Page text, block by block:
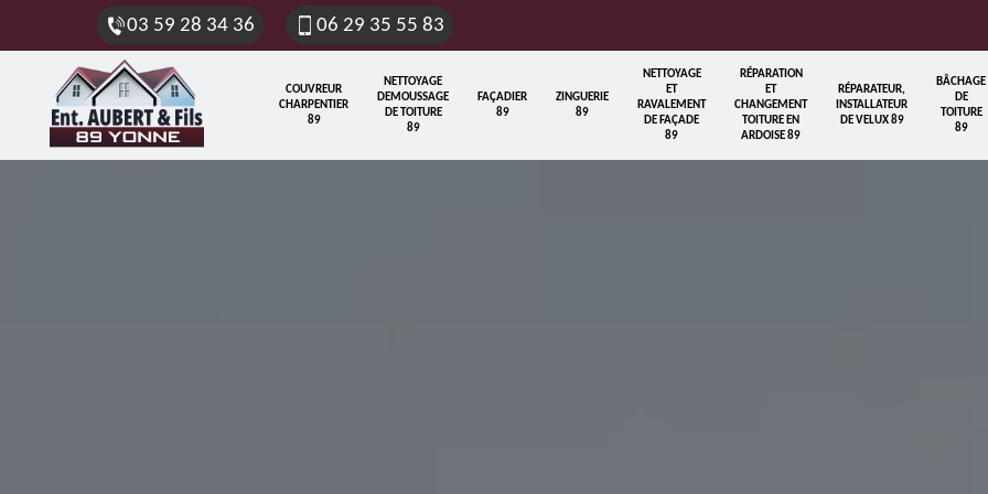
03 59 28 34 36 06 29 35 55 83
COUVREUR
CHARPENTIER
89
NETTOYAGE
DEMOUSSAGE
DE TOITURE
89
FAÇADIER
89
ZINGUERIE
89
NETTOYAGE
ET
RAVALEMENT
DE FAÇADE
89
RÉPARATION
ET
CHANGEMENT
TOITURE EN
ARDOISE 89
RÉPARATEUR,
INSTALLATEUR
DE VELUX 89
BÂCHAGE
DE
TOITURE
89